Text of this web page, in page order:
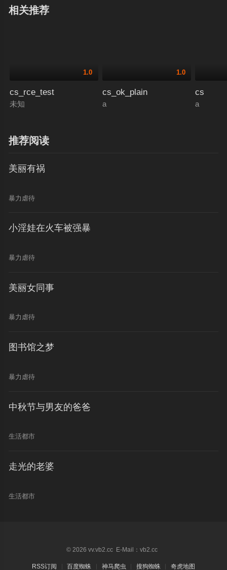
相关推荐
1.0
cs_rce_test
未知
1.0
cs_ok_plain
a
cs
a
推荐阅读
美丽有祸
暴力虐待
小淫娃在火车被强暴
暴力虐待
美丽女同事
暴力虐待
图书馆之梦
暴力虐待
中秋节与男友的爸爸
生活都市
走光的老婆
生活都市
© 2026 vv.vb2.cc E-Mail：vb2.cc
RSS订阅 百度蜘蛛 神马爬虫 搜狗蜘蛛 奇虎地图